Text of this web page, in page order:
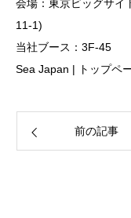
会場：東京ビッグサ
11-1)
当社ブース：3F-45
Sea Japan | トップペ
前の記事